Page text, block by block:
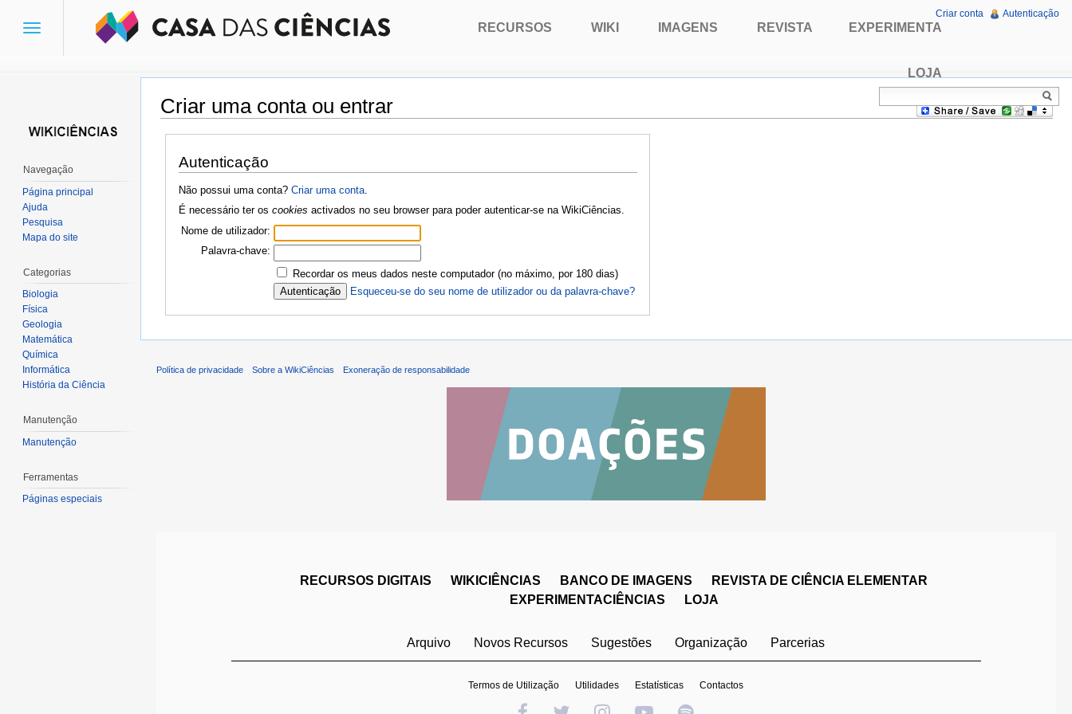
Criar uma conta ou entrar
Ir para:navegação,pesquisa
Autenticação
Não possui uma conta? Criar uma conta.
É necessário ter os cookies activados no seu browser para poder autenticar-se na WikiCiências.
Nome de utilizador:
Palavra-chave:
Recordar os meus dados neste computador (no máximo, por 180 dias)
Esqueceu-se do seu nome de utilizador ou da palavra-chave?
Toggle
RECURSOS WIKI IMAGENS REVISTA EXPERIMENTA
LOJA
Criar conta Autenticação
Navegação
Página principal
Ajuda
Pesquisa
Mapa do site
Categorias
Biologia
Física
Geologia
Matemática
Química
Informática
História da Ciência
Manutenção
Manutenção
Ferramentas
Páginas especiais
Política de privacidade Sobre a WikiCiências Exoneração de responsabilidade
RECURSOS DIGITAIS WIKICIÊNCIAS BANCO DE IMAGENS
REVISTA DE CIÊNCIA ELEMENTAR
EXPERIMENTACIÊNCIAS
LOJA
Arquivo Novos Recursos Sugestões Organização Parcerias
Termos de Utilização Utilidades Estatísticas Contactos